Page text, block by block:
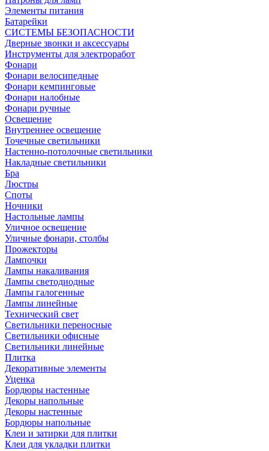
Элементы питания
Батарейки
СИСТЕМЫ БЕЗОПАСНОСТИ
Дверные звонки и аксессуары
Инструменты для электроработ
Фонари
Фонари велосипедные
Фонари кемпинговые
Фонари налобные
Фонари ручные
Освещение
Внутреннее освещение
Точечные светильники
Настенно-потолочные светильники
Накладные светильники
Бра
Люстры
Споты
Ночники
Настольные лампы
Уличное освещение
Уличные фонари, столбы
Прожекторы
Лампочки
Лампы накаливания
Лампы светодиодные
Лампы галогенные
Лампы линейные
Технический свет
Светильники переносные
Светильники офисные
Светильники линейные
Плитка
Декоративные элементы
Уценка
Бордюры настенные
Декоры напольные
Декоры настенные
Бордюры напольные
Клеи и затирки для плитки
Клеи для укладки плитки